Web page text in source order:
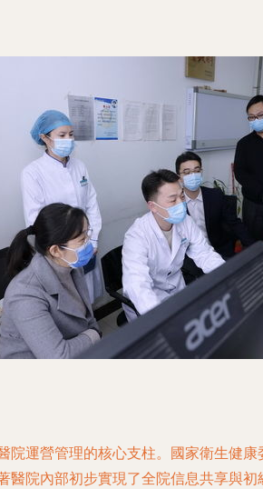
運營管理的核心支柱。國家衛生健
院內部初步實現了全院信息共享與